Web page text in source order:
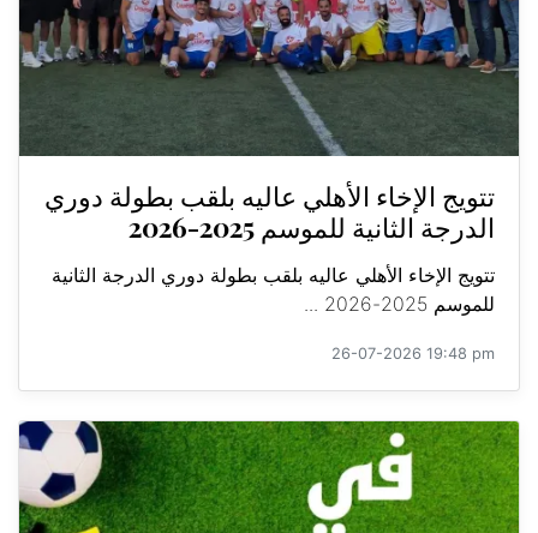
تتويج الإخاء الأهلي عاليه بلقب بطولة دوري
الدرجة الثانية للموسم 2025-2026
تتويج الإخاء الأهلي عاليه بلقب بطولة دوري الدرجة الثانية
للموسم 2025-2026 ...
26-07-2026 19:48 pm